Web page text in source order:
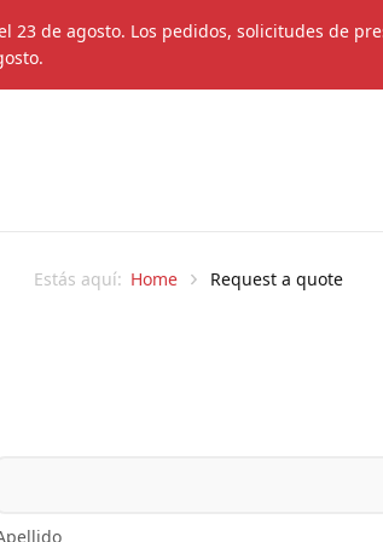
23 de agosto. Los pedidos, solicitudes de
Estás aquí: Home Request a quote